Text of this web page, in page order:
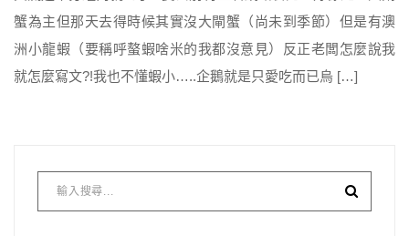
蟹為主但那天去得時候其實沒大閘蟹（尚未到季節）但是有澳
洲小龍蝦（要稱呼螯蝦啥米的我都沒意見）反正老闆怎麼說我
就怎麼寫文?!我也不懂蝦小…..企鵝就是只愛吃而已烏 […]